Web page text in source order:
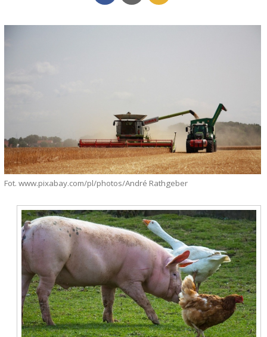
Fot. www.pixabay.com/pl/photos/André Rathgeber